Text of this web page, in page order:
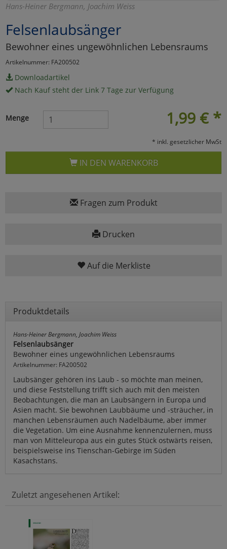
Hans-Heiner Bergmann, Joachim Weiss
Felsenlaubsänger
Bewohner eines ungewöhnlichen Lebensraums
Artikelnummer: FA200502
Downloadartikel
Nach Kauf steht der Link 7 Tage zur Verfügung
1,99 € *
Menge
* inkl. gesetzlicher MwSt
IN DEN WARENKORB
Fragen zum Produkt
Drucken
Auf die Merkliste
Produktdetails
Hans-Heiner Bergmann, Joachim Weiss
Felsenlaubsänger
Bewohner eines ungewöhnlichen Lebensraums
Artikelnummer: FA200502
Laubsänger gehören ins Laub - so möchte man meinen,
und diese Feststellung trifft sich auch mit den meisten
Beobachtungen, die man an Laubsängern in Europa und
Asien macht. Sie bewohnen Laubbäume und -sträucher, in
manchen Lebensräumen auch Nadelbäume, aber immer
die Vegetation. Um eine Ausnahme kennenzulernen, muss
man von Mitteleuropa aus ein gutes Stück ostwärts reisen,
beispielsweise ins Tienschan-Gebirge im Süden
Kasachstans.
Zuletzt angesehenen Artikel:
Umfragetools
Cookies
Alle Akzeptieren
zurück
zu Haupptseite